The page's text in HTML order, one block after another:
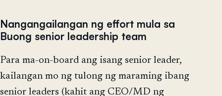
Nangangailangan ng effort mula sa
Buong senior leadership team
Para ma-on-board ang isang senior leader,
kailangan mo ng tulong ng maraming ibang
senior leaders (kahit ang CEO/MD ng